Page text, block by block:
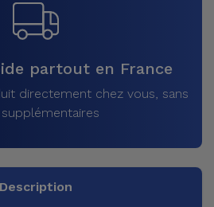
partout en France
directement chez vous, sans
Description